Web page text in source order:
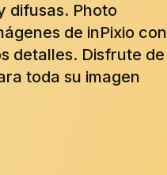
difusas. Photo
de inPixio con
detalles. Disfrute de
toda su imagen